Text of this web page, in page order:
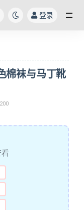
登录
棉袜与马丁靴
200